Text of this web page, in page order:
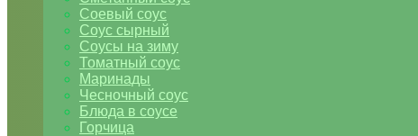
Соевый соус
Соус сырный
Соусы на зиму
Томатный соус
Маринады
Чесночный соус
Блюда в соусе
Горчица